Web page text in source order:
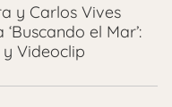
y Carlos Vives
el Mar’:
Videoclip